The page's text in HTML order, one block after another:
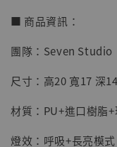
【店內現貨
明紀念款 [
NT$ 5,580
■ 商品資訊：
團隊：Seven Studio
尺寸：高20 寬17 深
材質：PU+進口樹脂
燈效：呼吸+長亮模式